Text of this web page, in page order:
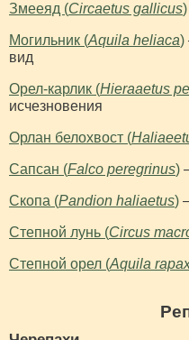
Змееяд (Circaetus gallicus)
Могильник (Aquila heliaca)
вид
Орел-карлик (Hieraaetus
исчезновения
Орлан белохвост (
Сапсан (Falco peregrinus)
Скопа (Pandion haliaetus)
Степной лунь (Circus
Степной орел (Aquila